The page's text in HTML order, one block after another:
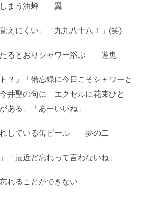
しまう油蝉 翼
えにくい」「九九八十八！」(笑)
るとおりシャワー浴ぶ 遊鬼
？」「備忘録に今日こそシャワーと
井聖の句に エクセルに花束ひと
る」「あーいいね」
している缶ビール 夢の二
「最近ど忘れって言わないね」
れることができない